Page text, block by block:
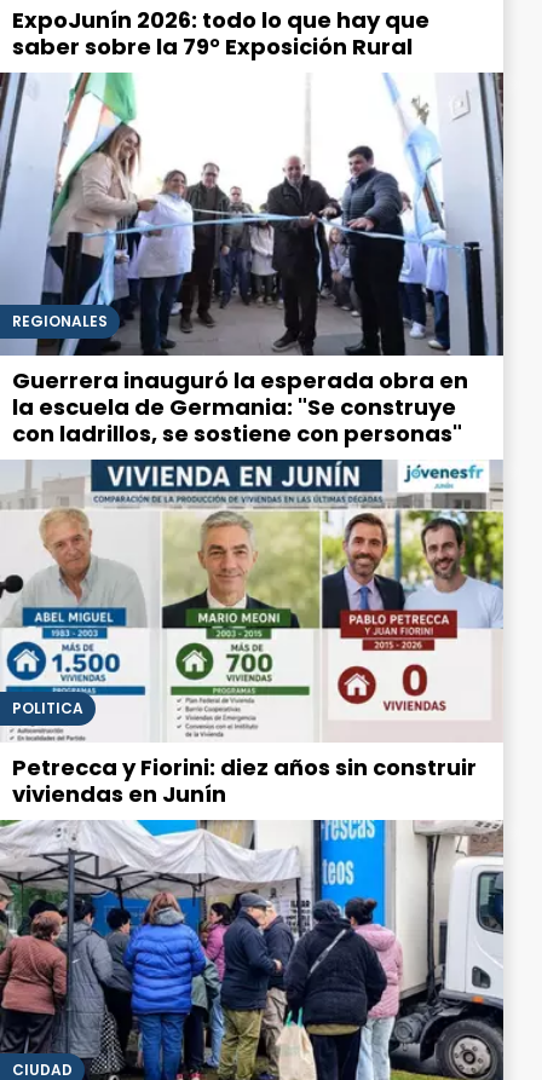
ExpoJunín 2026: todo lo que hay que
saber sobre la 79° Exposición Rural
REGIONALES
Guerrera inauguró la esperada obra en
la escuela de Germania: "Se construye
con ladrillos, se sostiene con personas"
POLITICA
Petrecca y Fiorini: diez años sin construir
viviendas en Junín
CIUDAD